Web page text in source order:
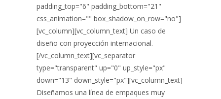
padding_top="6" padding_bottom="21"
css_animation="" box_shadow_on_row="no"]
[vc_column][vc_column_text] Un caso de
diseño con proyección internacional.
[/vc_column_text][vc_separator
type="transparent" up="0" up_style="px"
down="13" down_style="px"][vc_column_text]
Diseñamos una línea de empaques muy